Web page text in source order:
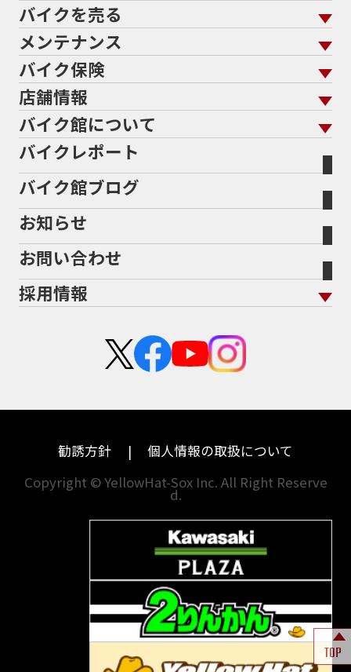
バイクを買う トップ
バイクを探す
メーカーから探す
色から探す
スタイルから探す
排気量から探す
地域から探す
走行距離から探す
中古車から探す
バイクを売る
バイクを売る トップ
バイク館買取の強み
バイクを高く売るコツ
バイク買取の流れ
全国展開の強み
よくあるご質問
バイク買取強化車両
メーカー別買取相場・
ヤマハ
ホンダ
スズキ
ハーレーダビッドソン
ドゥカティ
トライアンフ
アプリリア
KTM
モトグッツイ
MVアグスタ
他海外ﾒｰｶｰ
メンテナンス
メンテナンス トップ
バイク点検
バイク車検
Bikeep
プロテクションフィルム
バイク保険
バイク保険 トップ
自賠責保険
任意保険
バイク保険無料見積り（現在未加入の方）
バイク保険無料見積り（他社でご加入の方）
盗難保険
店舗情報
店舗情報 トップ
北海道
宮城
福島
茨城
栃木
兵庫
福岡
長崎
熊本
バイク館について
バイク館について トップ
バイク館が選ばれる理由
会社概要
沿革
二輪公正取引協議会加盟店
バイクレポート
バイク館ブログ
お知らせ
お問い合わせ
採用情報
中途採用・アルバイト
TOP
勧誘方針
個人情報の取扱について
Copyright © YellowHat-Sox Inc. All Right Reserve
d.